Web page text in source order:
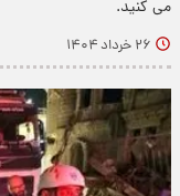
می کنید.
۲۶ خرداد ۱۴۰۴